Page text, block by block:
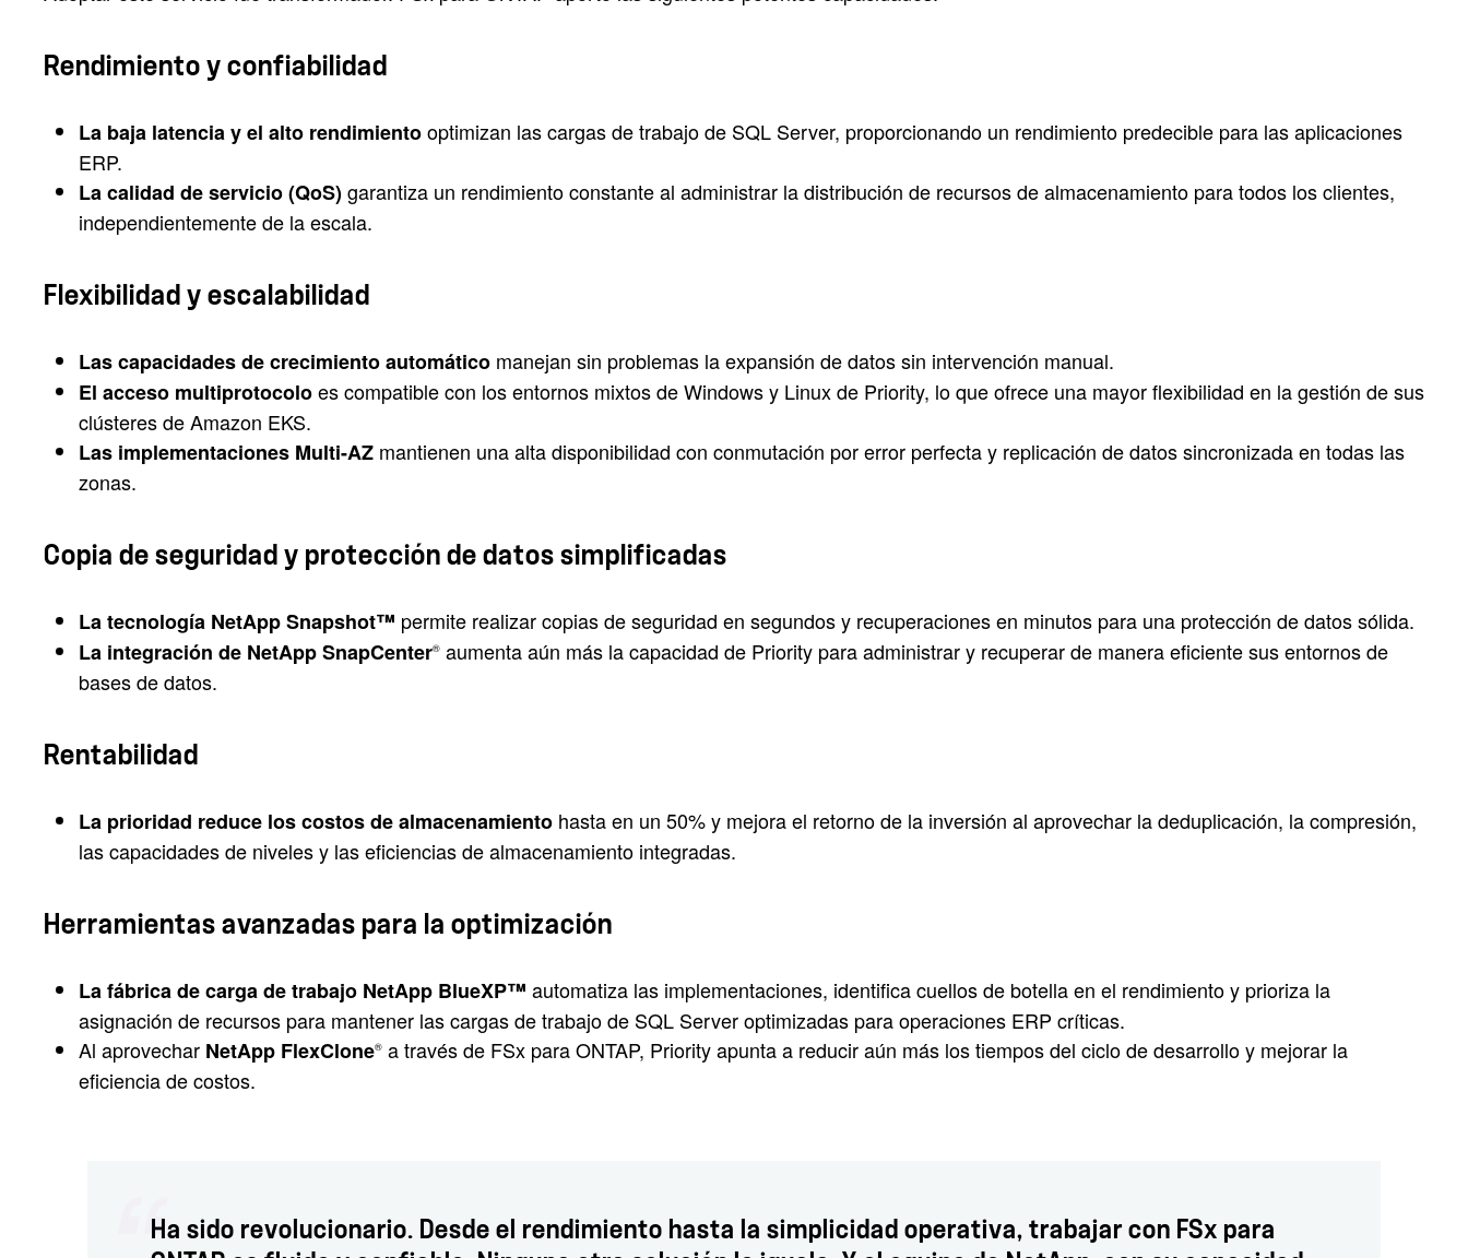
Rendimiento y confiabilidad
La baja latencia y el alto rendimientooptimizan las cargas de trabajo de SQL Server, proporcionando un rendimiento predecible para las aplicaciones
ERP.
La calidad de servicio (QoS)garantiza un rendimiento constante al administrar la distribución de recursos de almacenamiento para todos los clientes,
independientemente de la escala.
Flexibilidad y escalabilidad
Las capacidades de crecimiento automático manejan sin problemas la expansión de datos sin intervención manual.
El acceso multiprotocoloes compatible con los entornos mixtos de Windows y Linux de Priority, lo que ofrece una mayor flexibilidad en la gestión de sus
clústeres de Amazon EKS.
Las implementaciones Multi-AZ mantienen una alta disponibilidad con conmutación por error perfecta y replicación de datos sincronizada en todas las
zonas.
Copia de seguridad y protección de datos simplificadas
La tecnología NetApp Snapshot™ permite realizar copias de seguridad en segundos y recuperaciones en minutos para una protección de datos sólida.
La integración de NetApp SnapCenter® aumenta aún más la capacidad de Priority para administrar y recuperar de manera eficiente sus entornos de
bases de datos.
Rentabilidad
La prioridad reduce los costos de almacenamiento hasta en un 50% y mejora el retorno de la inversión al aprovechar la deduplicación, la compresión,
las capacidades de niveles y las eficiencias de almacenamiento integradas.
Herramientas avanzadas para la optimización
La fábrica de carga de trabajo NetApp BlueXP™ automatiza las implementaciones, identifica cuellos de botella en el rendimiento y prioriza la
asignación de recursos para mantener las cargas de trabajo de SQL Server optimizadas para operaciones ERP críticas.
Al aprovechar NetApp FlexClone® a través de FSx para ONTAP, Priority apunta a reducir aún más los tiempos del ciclo de desarrollo y mejorar la
eficiencia de costos.
Ha sido revolucionario. Desde el rendimiento hasta la simplicidad operativa, trabajar con FSx para